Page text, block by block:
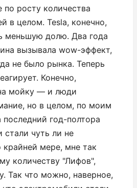
по росту количества
в целом. Tesla, конечно,
меньшую долю. Два года
вызывала wow-эффект,
не было рынка. Теперь
Конечно,
мойку — и люди
но в целом, по моим
год-полтора
стали чуть ли не
мере, мне так
количеству "Лифов",
Так что можно, наверное,